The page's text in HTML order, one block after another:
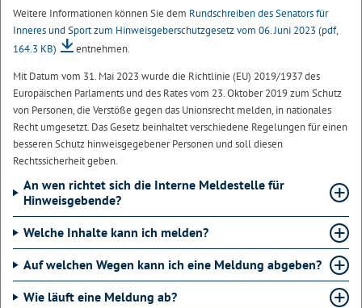
Weitere Informationen können Sie dem Rundschreiben des Senators für
Inneres und Sport zum Hinweisgeberschutzgesetz vom 06. Juni 2023 (pdf,
164.3 KB)
entnehmen.
Mit Datum vom 31. Mai 2023 wurde die Richtlinie (EU) 2019/1937 des
Europäischen Parlaments und des Rates vom 23. Oktober 2019 zum Schutz
von Personen, die Verstöße gegen das Unionsrecht melden, in nationales
Recht umgesetzt. Das Gesetz beinhaltet verschiedene Regelungen für einen
besseren Schutz hinweisgegebener Personen und soll diesen
Rechtssicherheit geben.
An wen richtet sich die Interne Meldestelle für
Hinweisgebende?
Welche Inhalte kann ich melden?
Auf welchen Wegen kann ich eine Meldung abgeben?
Wie läuft eine Meldung ab?